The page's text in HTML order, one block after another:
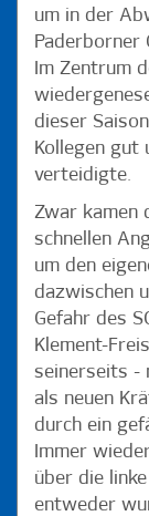
um in der
Paderborner
Im Zentrum
dieser
Kollegen gut
verteidigte.
Zwar kamen
schnellen
um den
dazwischen
Gefahr des
Klement-
seinerseits -
als neuen
durch ein
Immer
über die
entweder